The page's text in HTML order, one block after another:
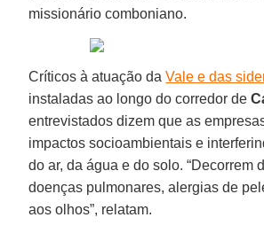
missionário comboniano.
Críticos à atuação daVale e das
instaladas ao longo do corredor de
entrevistados dizem que as
impactos socioambientais e
do ar, da água e do solo. “Decorrem
doenças pulmonares, alergias de
aos olhos”, relatam.